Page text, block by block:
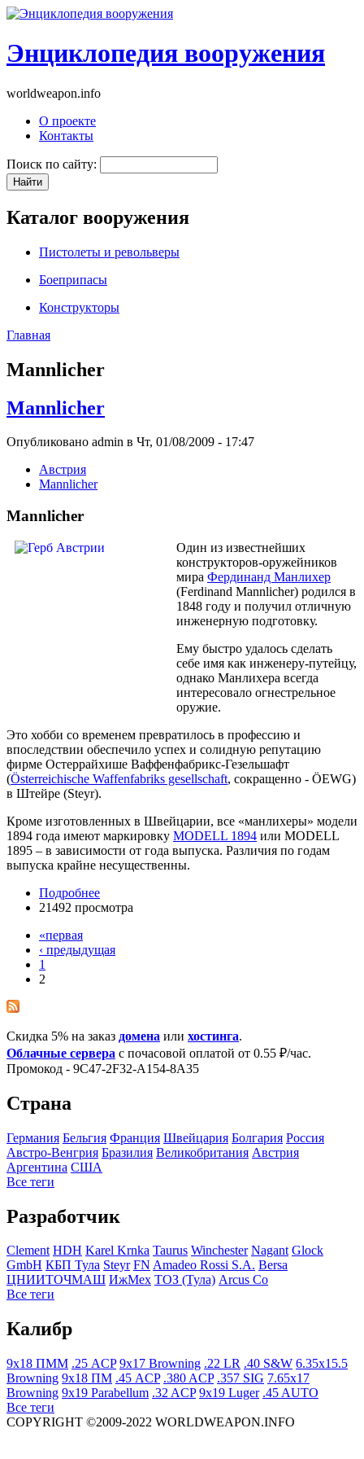
Энциклопедия вооружения
worldweapon.info
О проекте
Контакты
Поиск по сайту:
Каталог вооружения
Пистолеты и револьверы
Боеприпасы
Конструкторы
Главная
Mannlicher
Mannlicher
Опубликовано admin в Чт, 01/08/2009 - 17:47
Австрия
Mannlicher
Mannlicher
Один из известнейших
конструкторов-оружейников
мира Фердинанд Манлихер
(Ferdinand Mannlicher) родился в
1848 году и получил отличную
инженерную подготовку.
Ему быстро удалось сделать
себе имя как инженеру-путейцу,
однако Манлихера всегда
интересовало огнестрельное
оружие.
Это хобби со временем превратилось в профессию и
впоследствии обеспечило успех и солидную репутацию
фирме Остеррайхише Ваффенфабрикс-Гезельшафт
(Österreichische Waffenfabriks gesellschaft, сокращенно - ÖEWG)
в Штейре (Steyr).
Кроме изготовленных в Швейцарии, все «манлихеры» модели
1894 года имеют маркировку MODELL 1894 или MODELL
1895 – в зависимости от года выпуска. Различия по годам
выпуска крайне несущественны.
Подробнее
21492 просмотра
«первая
‹ предыдущая
1
2
Скидка 5% на заказ домена или хостинга.
Облачные сервера с почасовой оплатой от 0.55 ₽/час.
Промокод - 9C47-2F32-A154-8A35
Страна
Германия Бельгия Франция Швейцария Болгария Росcия
Австро-Венгрия Бразилия Великобритания Австрия
Аргентина США
Все теги
Разработчик
Clement HDH Karel Krnka Taurus Winchester Nagant Glock
GmbH КБП Тула Steyr FN Amadeo Rossi S.A. Bersa
ЦНИИТОЧМАШ ИжМех ТОЗ (Тула) Arcus Co
Все теги
Калибр
9x18 ПММ .25 ACP 9x17 Browning .22 LR .40 S&W 6.35x15.5
Browning 9x18 ПМ .45 ACP .380 ACP .357 SIG 7.65x17
Browning 9x19 Parabellum .32 ACP 9x19 Luger .45 AUTO
Все теги
COPYRIGHT ©2009-2022 WORLDWEAPON.INFO